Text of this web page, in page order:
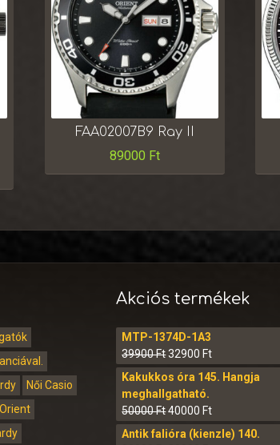
FAA02007B9 Ray II
89000 Ft
Női Casio
Akciós termékek
MTP-1374D-1A3
39900Ft32900 Ft
Kakukkos óra 145. Hangja
meghallgatható.
50000Ft40000 Ft
Antik falióra (kienzle) 140.